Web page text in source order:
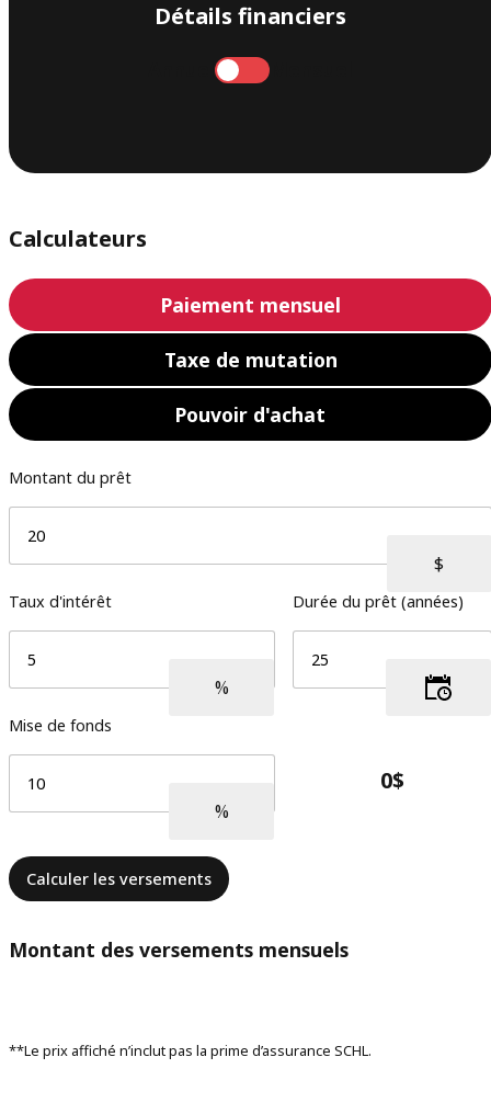
Détails financiers
Calculateurs
Paiement mensuel
Taxe de mutation
Pouvoir d'achat
Montant du prêt
Taux d'intérêt Durée du prêt (années)
Mise de fonds
Calculer les versements
Montant des versements mensuels
**Le prix affiché n’inclut pas la prime d’assurance SCHL.